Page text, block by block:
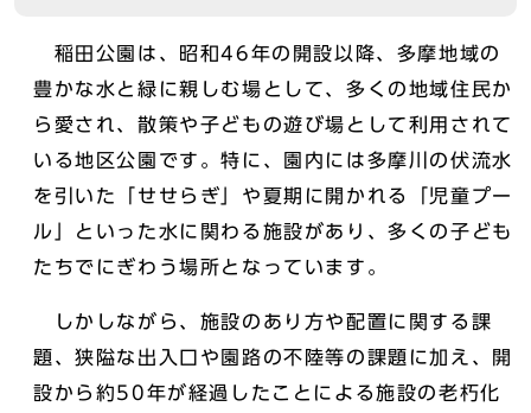
稲田公園は、昭和46年の開設以降、多摩地域の
豊かな水と緑に親しむ場として、多くの地域住民か
ら愛され、散策や子どもの遊び場として利用されて
いる地区公園です。特に、園内には多摩川の伏流水
を引いた「せせらぎ」や夏期に開かれる「児童プー
ル」といった水に関わる施設があり、多くの子ども
たちでにぎわう場所となっています。
しかしながら、施設のあり方や配置に関する課
題、狭隘な出入口や園路の不陸等の課題に加え、開
設から約50年が経過したことによる施設の老朽化